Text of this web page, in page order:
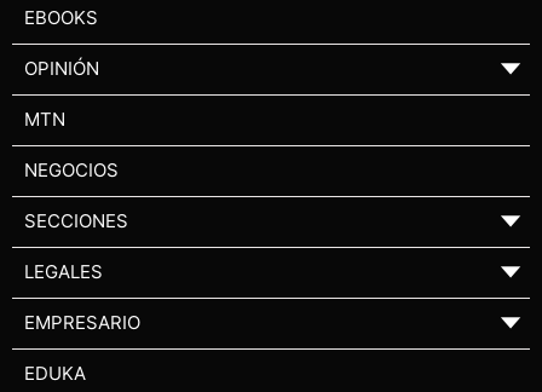
EBOOKS
OPINIÓN ▼
MTN
NEGOCIOS
SECCIONES ▼
LEGALES ▼
EMPRESARIO ▼
EDUKA